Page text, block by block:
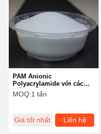
Nhà Sản Phẩm
Tham Quan
Kiểm Soát
PAM Anionic
Polyacrylamide với các
mẫu miễn phí để tăng
cường sản xuất và khai
MOQ:1 tấn
Giá tốt nhất Liên hệ